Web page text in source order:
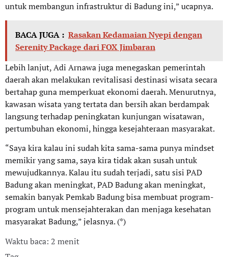
untuk membangun infrastruktur di Badung ini,” ucapnya.
BACA JUGA : Rasakan Kedamaian Nyepi dengan
Serenity Package dari FOX Jimbaran
Lebih lanjut, Adi Arnawa juga menegaskan pemerintah
daerah akan melakukan revitalisasi destinasi wisata secara
bertahap guna memperkuat ekonomi daerah. Menurutnya,
kawasan wisata yang tertata dan bersih akan berdampak
langsung terhadap peningkatan kunjungan wisatawan,
pertumbuhan ekonomi, hingga kesejahteraan masyarakat.
“Saya kira kalau ini sudah kita sama-sama punya mindset
memikir yang sama, saya kira tidak akan susah untuk
mewujudkannya. Kalau itu sudah terjadi, satu sisi PAD
Badung akan meningkat, PAD Badung akan meningkat,
semakin banyak Pemkab Badung bisa membuat program-
program untuk mensejahterakan dan menjaga kesehatan
masyarakat Badung,” jelasnya. (*)
Waktu baca: 2 menit